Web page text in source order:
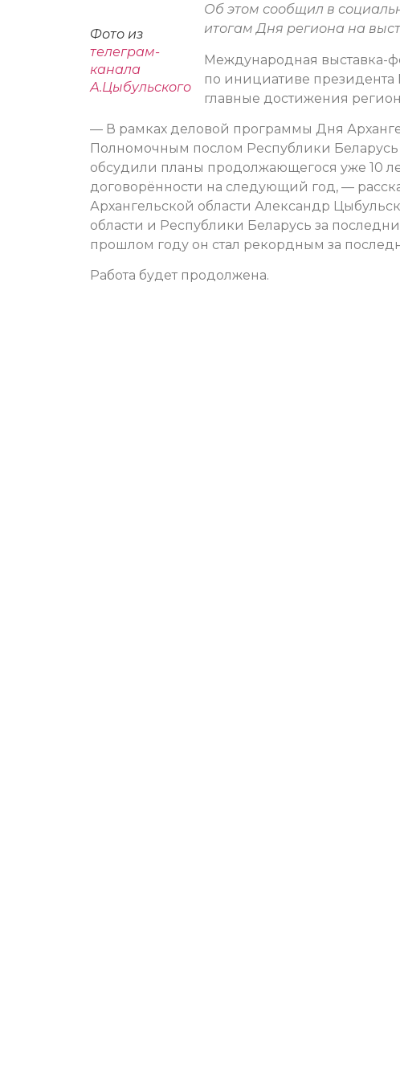
Фото из
телеграм-
канала
А.Цыбульского
Об этом сообщил в
итогам Дня региона на
Международная выставка-
по инициативе
главные достижения
— В рамках деловой программы Дня
Полномочным послом Республики
обсудили планы продолжающегося уже 10
договорённости на следующий год, —
Архангельской области Александр
области и Республики Беларусь за
прошлом году он стал рекордным за
Работа будет продолжена.